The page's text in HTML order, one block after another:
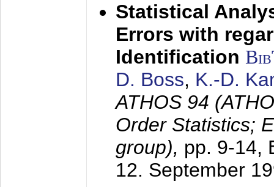
Statistical
Errors with
Identification
D. Boss, K.-D.
ATHOS 94
Order Statistics;
group), pp. 9-14,
12. September